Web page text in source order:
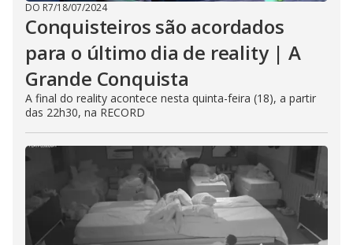
DO R7/18/07/2024
Conquisteiros são acordados
para o último dia de reality | A
Grande Conquista
A final do reality acontece nesta quinta-feira (18), a partir
das 22h30, na RECORD